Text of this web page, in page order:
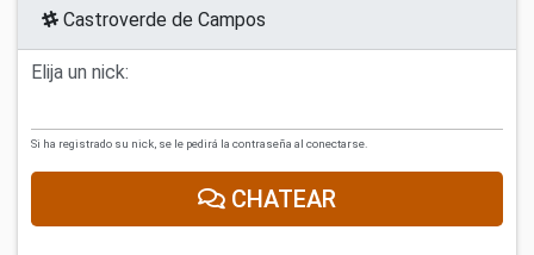
Castroverde de Campos
Elija un nick:
Si ha registrado su nick, se le pedirá la contraseña al conectarse.
CHATEAR